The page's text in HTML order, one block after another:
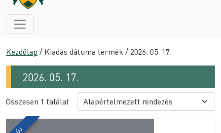
Kezdőlap / Kiadás dátuma termék / 2026. 05. 17.
2026. 05. 17.
Összesen 1 találat
ÚJ